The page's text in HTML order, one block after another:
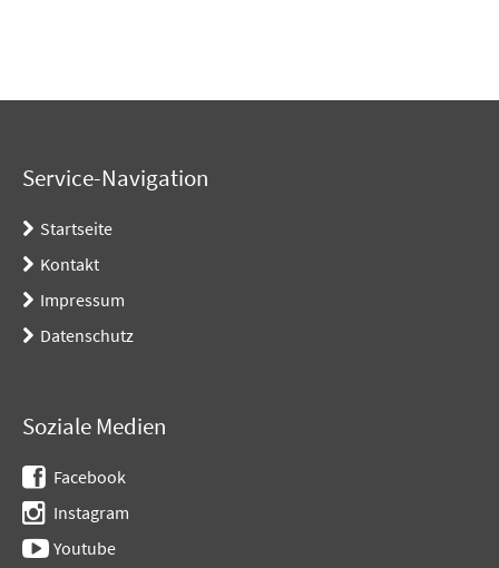
Service-Navigation
Startseite
Kontakt
Impressum
Datenschutz
Soziale Medien
Facebook
Instagram
Youtube